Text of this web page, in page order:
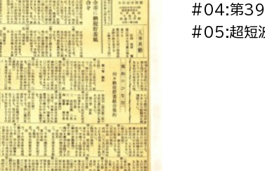
消防
病院
市議会
農政課
水産海浜課
市立総合医療センタ
患者サポートセンター
#04:第39
#05:超短